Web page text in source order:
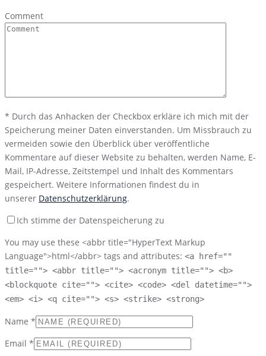
Comment
* Durch das Anhacken der Checkbox erkläre ich mich mit der
Speicherung meiner Daten einverstanden. Um Missbrauch zu
vermeiden sowie den Überblick über veröffentliche
Kommentare auf dieser Website zu behalten, werden Name, E-
Mail, IP-Adresse, Zeitstempel und Inhalt des Kommentars
gespeichert. Weitere Informationen findest du in
unserer Datenschutzerklärung.
Ich stimme der Datenspeicherung zu
You may use these <abbr title="HyperText Markup
Language">html</abbr> tags and attributes: <a href=""
title=""> <abbr title=""> <acronym title=""> <b>
<blockquote cite=""> <cite> <code> <del datetime="">
<em> <i> <q cite=""> <s> <strike> <strong>
Name *
Email *